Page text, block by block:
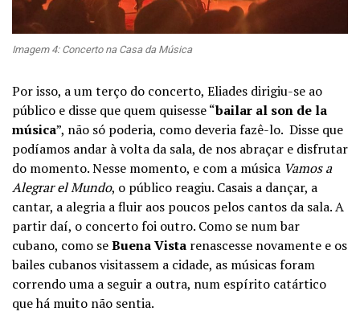
Imagem 4: Concerto na Casa da Música
Por isso, a um terço do concerto, Eliades dirigiu-se ao
público e disse que quem quisesse “bailar al son de la
música”, não só poderia, como deveria fazê-lo. Disse que
podíamos andar à volta da sala, de nos abraçar e disfrutar
do momento. Nesse momento, e com a música Vamos a
Alegrar el Mundo, o público reagiu. Casais a dançar, a
cantar, a alegria a fluir aos poucos pelos cantos da sala. A
partir daí, o concerto foi outro. Como se num bar
cubano, como seBuena Vista renascesse novamente e os
bailes cubanos visitassem a cidade, as músicas foram
correndo uma a seguir a outra, num espírito catártico
que há muito não sentia.